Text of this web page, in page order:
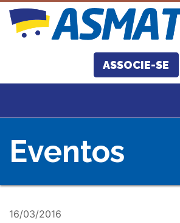
ASSOCIE-SE
Eventos
16/03/2016